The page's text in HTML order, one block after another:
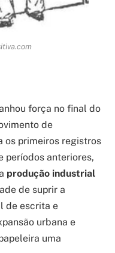
força no final do
de
os primeiros registros
períodos anteriores,
produção industrial
de suprir a
de escrita e
urbana e
uma